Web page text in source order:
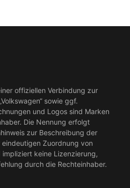
offiziellen Verbindung zur
sowie ggf.
und Logos sind Marken
Die Nennung erfolgt
zur Beschreibung der
Zuordnung von
keine Lizenzierung,
durch die Rechteinhaber.